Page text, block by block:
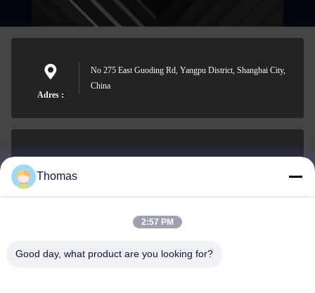
Adres :
No 275 East Guoding Rd, Yangpu District, Shanghai City,
China
0086-15921524026
Thomas
2:57 PM
Good day, what product are you looking for?